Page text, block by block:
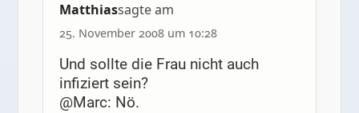
Matthiassagte am
25. November 2008 um 10:28
Und sollte die Frau nicht auch
infiziert sein?
@Marc: Nö.